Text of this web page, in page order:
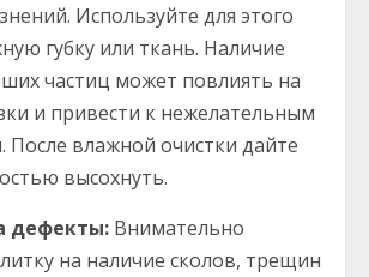
Используйте для этого
губку или ткань. Наличие
частиц может повлиять на
и привести к нежелательным
После влажной очистки дайте
высохнуть.
дефекты: Внимательно
на наличие сколов, трещин